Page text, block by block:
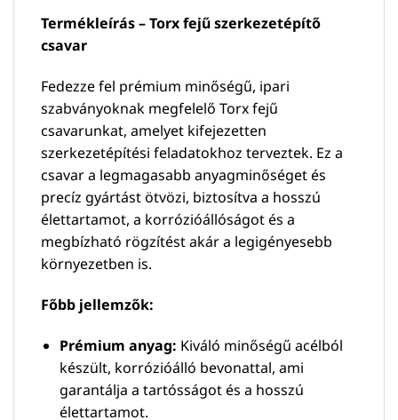
Termékleírás – Torx fejű szerkezetépítő
csavar
Fedezze fel prémium minőségű, ipari
szabványoknak megfelelő Torx fejű
csavarunkat, amelyet kifejezetten
szerkezetépítési feladatokhoz terveztek. Ez a
csavar a legmagasabb anyagminőséget és
precíz gyártást ötvözi, biztosítva a hosszú
élettartamot, a korrózióállóságot és a
megbízható rögzítést akár a legigényesebb
környezetben is.
Főbb jellemzők:
Prémium anyag: Kiváló minőségű acélból
készült, korrózióálló bevonattal, ami
garantálja a tartósságot és a hosszú
élettartamot.